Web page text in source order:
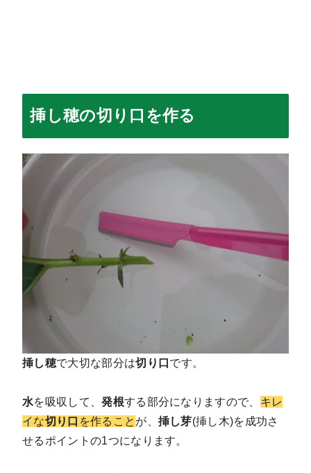
挿し穂の切り口を作る
挿し穂で大切な部分は切り口 です。
水を吸収して、発根する部分になりますので、 キレ
イな切り口 を作ること が、 挿し芽(挿し木)を成功さ
せるポイントの1つになります。